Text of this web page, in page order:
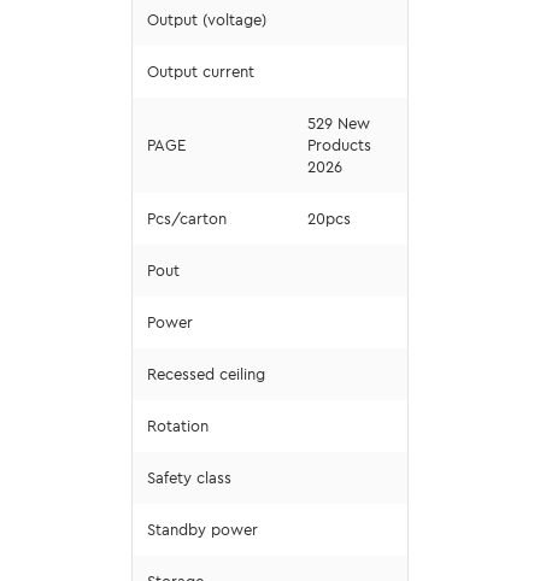
Output (voltage)
Output current
PAGE
529 New
Products
2026
Pcs/carton 20pcs
Pout
Power
Recessed ceiling
Rotation
Safety class
Standby power